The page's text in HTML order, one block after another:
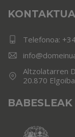
KONTAKTUA
Telefonoa:
Altzolatarren
20.870
BABESLEAK